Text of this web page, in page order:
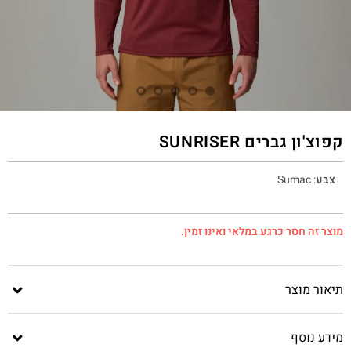
קפוצ'ון גברים SUNRISER
צבע:
Sumac
מוצר זה חסר כרגע במלאי ואינו זמין.
תיאור מוצר
מידע נוסף